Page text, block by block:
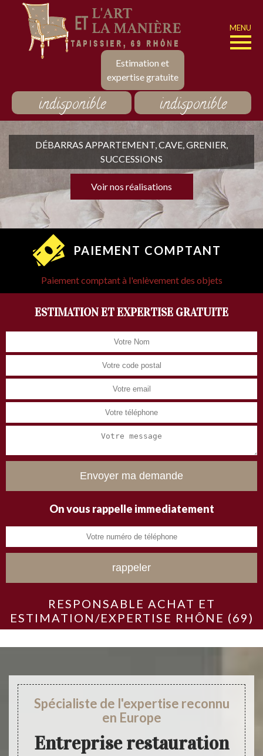
Estimation et
expertise gratuite
MENU
indisponible indisponible
DÉBARRAS APPARTEMENT, CAVE, GRENIER,
SUCCESSIONS
Voir nos réalisations
PAIEMENT COMPTANT
Paiement comptant à l'enlèvement des objets
ESTIMATION ET EXPERTISE GRATUITE
On vous rappelle immediatement
RESPONSABLE ACHAT ET
ESTIMATION/EXPERTISE RHÔNE (69)
Spécialiste de l'expertise reconnu
en Europe
Entreprise restauration